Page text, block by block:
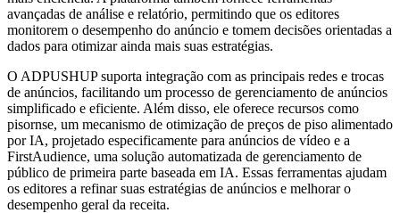
avançadas de análise e relatório, permitindo que os editores
monitorem o desempenho do anúncio e tomem decisões orientadas a
dados para otimizar ainda mais suas estratégias.
O ADPUSHUP suporta integração com as principais redes e trocas
de anúncios, facilitando um processo de gerenciamento de anúncios
simplificado e eficiente. Além disso, ele oferece recursos como
pisornse, um mecanismo de otimização de preços de piso alimentado
por IA, projetado especificamente para anúncios de vídeo e a
FirstAudience, uma solução automatizada de gerenciamento de
público de primeira parte baseada em IA. Essas ferramentas ajudam
os editores a refinar suas estratégias de anúncios e melhorar o
desempenho geral da receita.